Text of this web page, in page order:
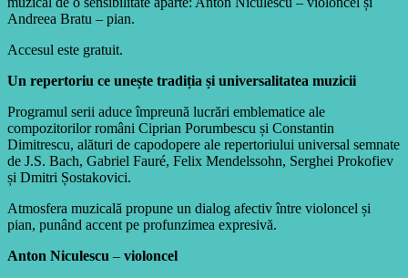
Andreea Bratu – pian.
Accesul este gratuit.
Un repertoriu ce unește tradiția și universalitatea muzicii
Programul serii aduce împreună lucrări emblematice ale
compozitorilor români Ciprian Porumbescu și Constantin
Dimitrescu, alături de capodopere ale repertoriului universal semnate
de J.S. Bach, Gabriel Fauré, Felix Mendelssohn, Serghei Prokofiev
și Dmitri Șostakovici.
Atmosfera muzicală propune un dialog afectiv între violoncel și
pian, punând accent pe profunzimea expresivă.
Anton Niculescu – violoncel